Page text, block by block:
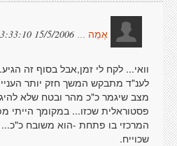
אֶמַה ... 15/5/2006 13:33:10
וואי... לקח לי זמן,אבל בסוף זה
לענ"ד מתבקש המשך חזק יותר
מצב שיגמר כ"כ מהר ובטח שלא
פסטוראלית שכזו... במקומך הייתי
המרכזי בו פתחת -הוא משובח כ"כ...
שכוייח.